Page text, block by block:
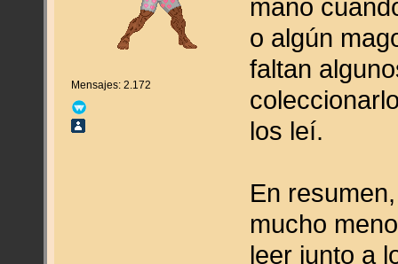
Mensajes: 2.172
mano
o algún
faltan
los leí.
En
mucho
leer junto a